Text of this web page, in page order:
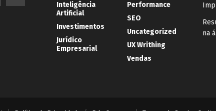
Inteligência
Artificial
Investimentos
Jurídico
Empresarial
Performance
SEO
Uncategorized
UX Writhing
Vendas
na